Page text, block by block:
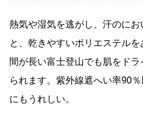
熱気や湿気を逃がし、汗のに
と、乾きやすいポリエステル
間が長い富士登山でも肌をド
られます。紫外線遮へい率90
にもうれしい。